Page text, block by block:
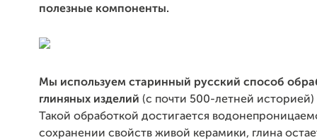
полезные компоненты.
Мы используем старинный русский способ
глиняных изделий (с почти 500-летней историей)
Такой обработкой достигается
сохранении свойств живой керамики, глина